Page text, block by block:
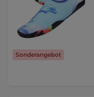
Sonderangebot